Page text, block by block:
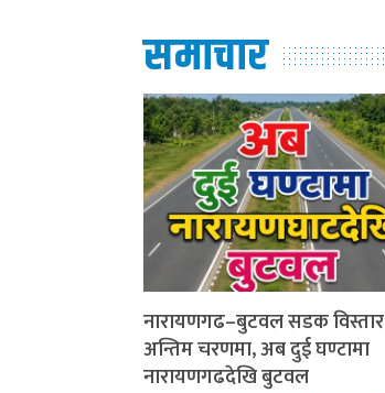
समाचार
नारायणगढ–बुटवल सडक विस्तार
अन्तिम चरणमा, अब दुई घण्टामा
नारायणगढदेखि बुटवल